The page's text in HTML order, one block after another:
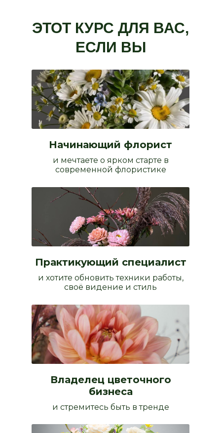
ЭТОТ КУРС ДЛЯ ВАС,
ЕСЛИ ВЫ
Практикующий специалист
и хотите обновить техники работы,
своё видение и стиль
Начинающий флорист
и мечтаете о ярком старте в
современной флористике
Владелец цветочного
бизнеса
и стремитесь быть в тренде